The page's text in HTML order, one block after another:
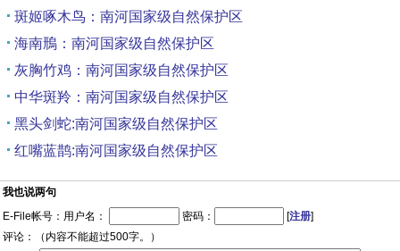
斑姬啄木鸟：南河国家级自然保护区
海南鳽：南河国家级自然保护区
灰胸竹鸡：南河国家级自然保护区
中华斑羚：南河国家级自然保护区
黑头剑蛇:南河国家级自然保护区
红嘴蓝鹊:南河国家级自然保护区
我也说两句
E-File帐号：用户名：
密码： [注册]
评论：（内容不能超过500字。）